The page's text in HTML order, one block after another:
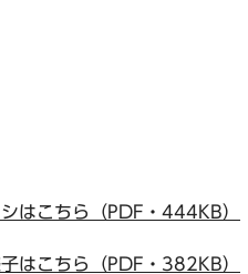
はこちら（PDF・444KB）
はこちら（PDF・382KB）